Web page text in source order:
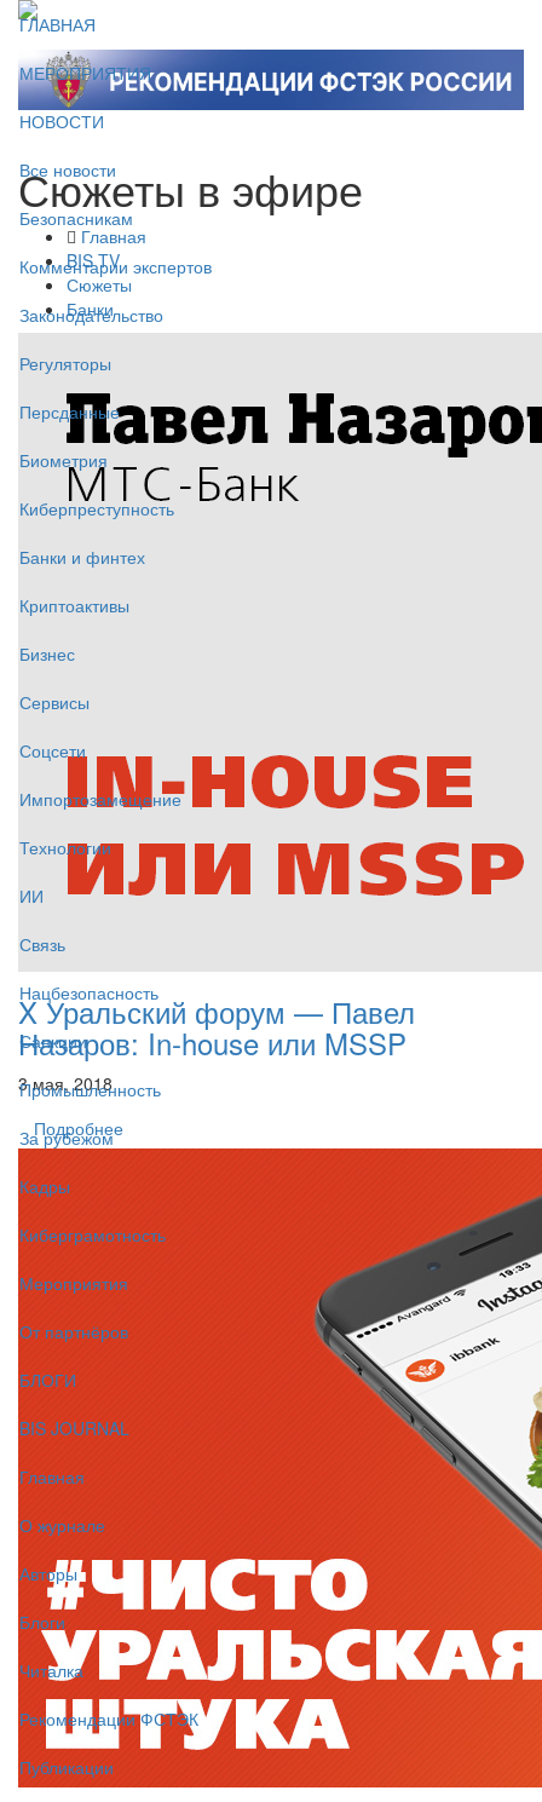
ГЛАВНАЯ
МЕРОПРИЯТИЯ
НОВОСТИ
Все новости
Безопасникам
Комментарии экспертов
Законодательство
Регуляторы
Персданные
Биометрия
Киберпреступность
Банки и финтех
Криптоактивы
Бизнес
Сервисы
Соцсети
Импортозамещение
Технологии
ИИ
Связь
Нацбезопасность
Санкции
Промышленность
За рубежом
Кадры
Киберграмотность
Мероприятия
От партнёров
БЛОГИ
BIS JOURNAL
Главная
О журнале
Авторы
Блоги
Читалка
Рекомендации ФСТЭК
Публикации
Сюжеты в эфире
Главная
BIS TV
Сюжеты
Банки
X Уральский форум — Павел
Назаров: In-house или MSSP
3 мая, 2018
Подробнее